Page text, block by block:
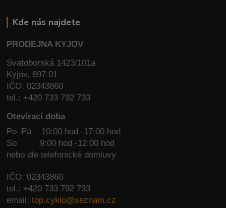
Kde nás najdete
PRODEJNA KYJOV
Svatoborská 1423/101a
Kyjov, 697 01
IČO: 02343860
tel.: +420 733 792 733
Otevírací doba
Po–Pá 10:00 hod -17:00 hod
So
9:00 hod -12:00 hod
nebo dle telefonické domluvy
IČO: 02343860
tel.: +420 733 792 733
email:top.cyklo@seznam.cz